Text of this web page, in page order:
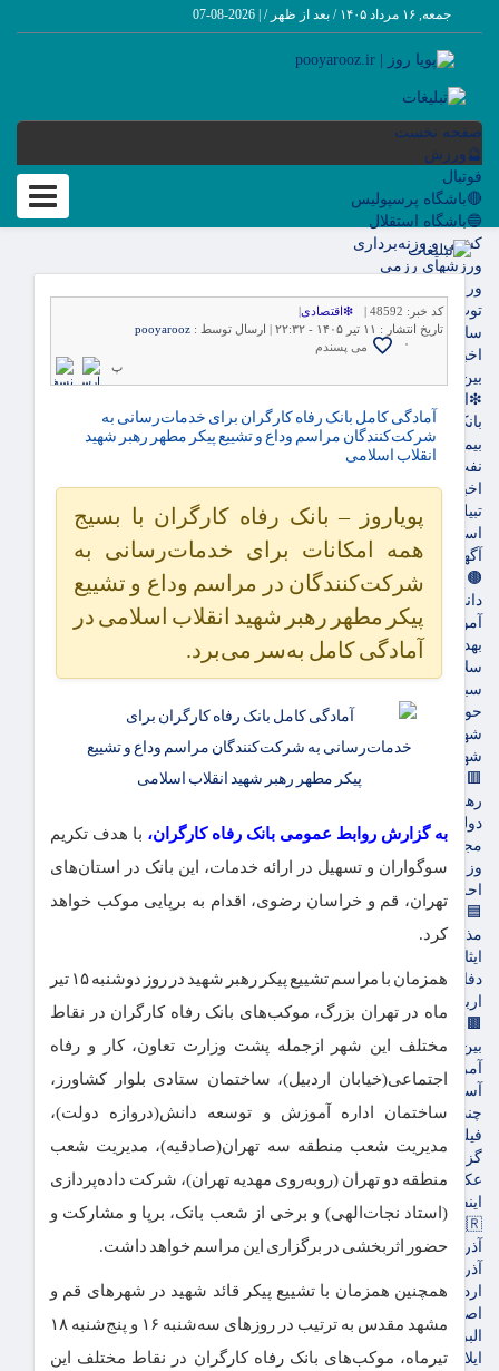
جمعه, ۱۶ مرداد ۱۴۰۵ / بعد از ظهر / |
2026-08-07
صفحه نخست
🔮ورزش
فوتبال
🔴باشگاه پرسپولیس
🔵باشگاه استقلال
کشتی و وزنه‌برداری
ورزشهای رزمی
ورزش زنان
توپ و تور
سایر حوزه ها
اخبار روز
بین الملل
❇اقتصادی
بانک ها
بیمه ها
نفت و انرژی
اخبار بورس
تبیلغات
استخدام
آگهی های دولتی
🟤جامعه
دانشگاه
آموزش و پرورش
بهداشت و درمان
سلامت
سبک زندگی
حوادث، انتظامی
شهرداری و شورای شهر
شهری و رفاهی
🟥سیاسی
رهبر انقلاب
دولت
مجلس
وزارت امور خارجه
احزاب و تشکلها
🟦فرهنگ و هنر
مذهبی
ایثار و شهادت
دفاع مقدس
اربعین
🟫جهان
بین الملل
آمریکا و اروپاه
آسیای غربی
چندرسانه‌ای
فیلم
گزارش تصویری
عکس
اینفوگرافی
🇮🇷استان ها
آذربایجان شرقی
آذربایجان غربی
اردبیل
اصفهان
البرز
ایلام
Toggle
کد خبر: 48592 | ❇اقتصادی|
تاریخ انتشار : ۱۱ تیر ۱۴۰۵ - ۲۲:۳۲ | ارسال توسط : pooyarooz
۰
می پسندم
پ
آمادگی کامل بانک رفاه کارگران برای خدمات‌رسانی به
شرکت‌کنندگان مراسم وداع و تشییع پیکر مطهر رهبر شهید
انقلاب اسلامی
پویاروز – بانک رفاه کارگران با بسیج
همه امکانات برای خدمات‌رسانی به
شرکت‌کنندگان در مراسم وداع و تشییع
پیکر مطهر رهبر شهید انقلاب اسلامی در
آمادگی کامل به‌سر می‌برد.
به گزارش روابط عمومی بانک رفاه کارگران، با هدف تکریم
سوگواران و تسهیل در ارائه خدمات، این بانک در استان‌های
تهران، قم و خراسان رضوی، اقدام به برپایی موکب خواهد
کرد.
همزمان با مراسم تشییع پیکر رهبر شهید در روز دوشنبه ۱۵ تیر
ماه در تهران بزرگ، موکب‌های بانک رفاه کارگران در نقاط
مختلف این شهر ازجمله پشت وزارت تعاون، کار و رفاه
اجتماعی(خیابان اردبیل)، ساختمان ستادی بلوار کشاورز،
ساختمان اداره آموزش و توسعه دانش(دروازه دولت)،
مدیریت شعب منطقه سه تهران(صادقیه)، مدیریت شعب
منطقه دو تهران (روبه‌روی مهدیه تهران)، شرکت داده‌پردازی
(استاد نجات‌الهی) و برخی از شعب بانک، برپا و مشارکت و
حضور اثربخشی در برگزاری این مراسم خواهد داشت.
همچنین همزمان با تشییع پیکر قائد شهید در شهرهای قم و
مشهد مقدس به ترتیب در روزهای سه‌شنبه ۱۶ و پنج‌شنبه ۱۸
تیرماه، موکب‌های بانک رفاه کارگران در نقاط مختلف این